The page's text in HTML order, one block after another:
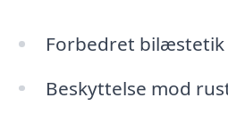
Forbedret
Beskyttelse mod